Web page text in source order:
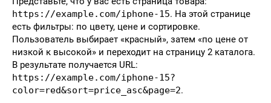
https://example.com/iphone-15. На этой странице
есть фильтры: по цвету, цене и сортировке.
Пользователь выбирает «красный», затем «по цене от
низкой к высокой» и переходит на страницу 2 каталога.
В результате получается URL:
https://example.com/iphone-15?
color=red&sort=price_asc&page=2.